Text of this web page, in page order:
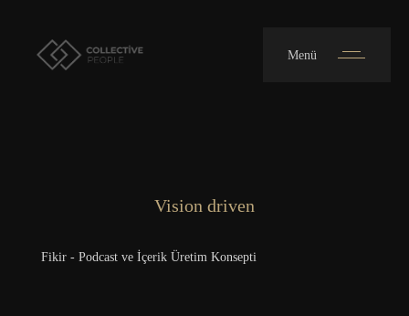
Menü
Vision driven
Fikir - Podcast ve İçerik Üretim Konsepti